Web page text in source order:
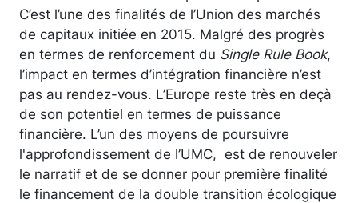
C’est l’une des finalités de l’Union des marchés
de capitaux initiée en 2015. Malgré des progrès
en termes de renforcement du Single Rule Book,
l’impact en termes d’intégration financière n’est
pas au rendez-vous. L’Europe reste très en deçà
de son potentiel en termes de puissance
financière. L’un des moyens de poursuivre
l'approfondissement de l’UMC, est de renouveler
le narratif et de se donner pour première finalité
le financement de la double transition écologique